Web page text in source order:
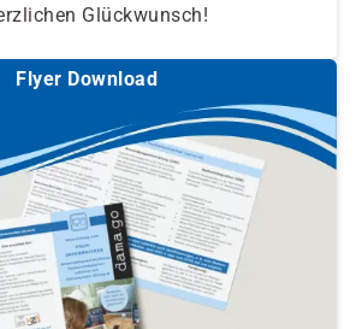
Glückwunsch!
Flyer Download